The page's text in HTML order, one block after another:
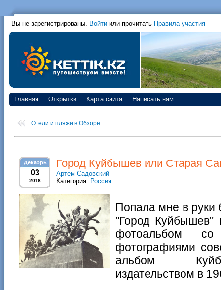
Вы не зарегистрированы. Войти или прочитать Правила участия
Главная Открытки Карта сайта Написать нам
Отели и пляжи в Обзоре
Декабрь
03
2018
Город Куйбышев или Старая
Артем Садовский
Категория: Россия
Попала мне в руки
"Город Куйбышев"
фотоальбом
фотографиями
альбом
издательством в